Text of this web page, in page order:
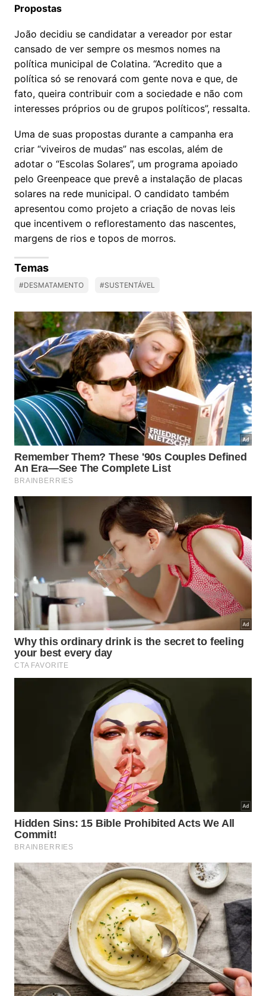
Propostas
João decidiu se candidatar a vereador por estar
cansado de ver sempre os mesmos nomes na
política municipal de Colatina. “Acredito que a
política só se renovará com gente nova e que, de
fato, queira contribuir com a sociedade e não com
interesses próprios ou de grupos políticos”, ressalta.
Uma de suas propostas durante a campanha era
criar “viveiros de mudas” nas escolas, além de
adotar o “Escolas Solares”, um programa apoiado
pelo Greenpeace que prevê a instalação de placas
solares na rede municipal. O candidato também
apresentou como projeto a criação de novas leis
que incentivem o reflorestamento das nascentes,
margens de rios e topos de morros.
Temas
#DESMATAMENTO #SUSTENTÁVEL